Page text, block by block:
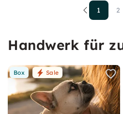
1 2
Handwerk für
Box Sale